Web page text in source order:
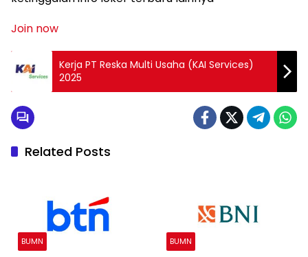
Join now
Kerja PT Reska Multi Usaha (KAI Services)
2025
Related Posts
BUMN BUMN